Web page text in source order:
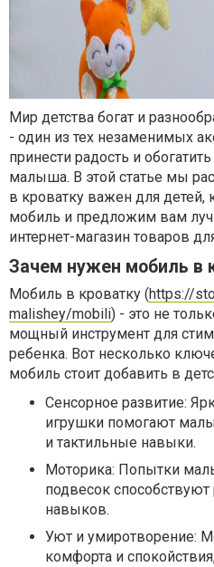
Мир детства богат и
- один из тех незаменимых
принести радость и
малыша. В этой статье мы
в кроватку важен для
мобиль и предложим вам
интернет-магазин товаров
Зачем нужен мобиль в
Мобиль в кроватку (https://
malishey/mobili) - это не
мощный инструмент для
ребенка. Вот несколько
мобиль стоит добавить в
Сенсорное развитие:
игрушки помогают
и тактильные навыки.
Моторика: Попытки
подвесок
навыков.
Уют и умиротворение:
комфорта и